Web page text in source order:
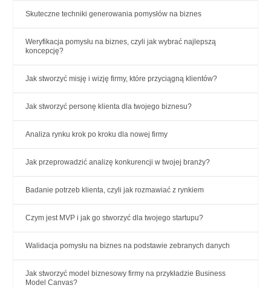
Skuteczne techniki generowania pomysłów na biznes
Weryfikacja pomysłu na biznes, czyli jak wybrać najlepszą
koncepcję?
Jak stworzyć misję i wizję firmy, które przyciągną klientów?
Jak stworzyć personę klienta dla twojego biznesu?
Analiza rynku krok po kroku dla nowej firmy
Jak przeprowadzić analizę konkurencji w twojej branży?
Badanie potrzeb klienta, czyli jak rozmawiać z rynkiem
Czym jest MVP i jak go stworzyć dla twojego startupu?
Walidacja pomysłu na biznes na podstawie zebranych danych
Jak stworzyć model biznesowy firmy na przykładzie Business
Model Canvas?